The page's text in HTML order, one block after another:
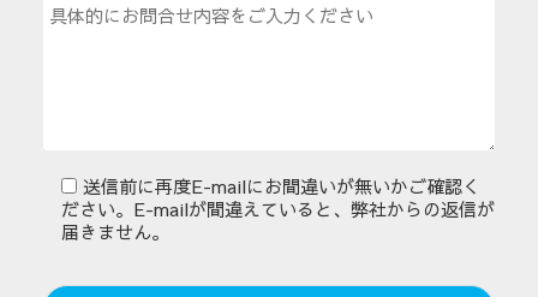
送信前に再度E-mailにお間違いが無いかご確認く
ださい。E-mailが間違えていると、弊社からの返信が
届きません。